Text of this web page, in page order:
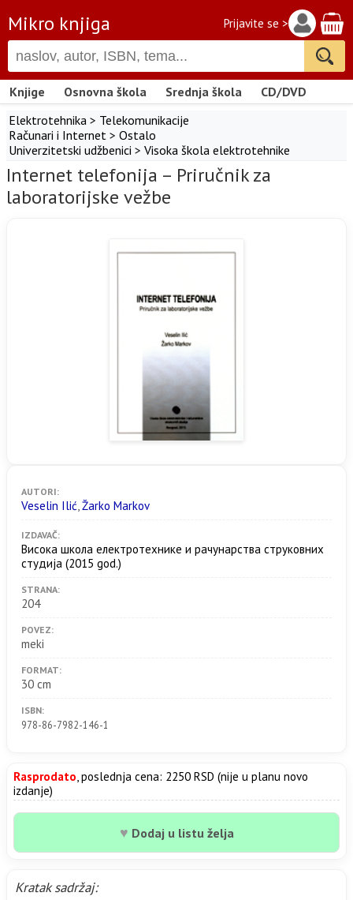
Mikro knjiga Prijavite se >
Knjige Osnovna škola Srednja škola
CD/DVD
Elektrotehnika > Telekomunikacije
Računari i Internet > Ostalo
Univerzitetski udžbenici > Visoka škola elektrotehnike
Internet telefonija – Priručnik za
laboratorijske vežbe
AUTORI:
Veselin Ilić,Žarko Markov
IZDAVAČ:
Висока школа електротехнике и рачунарства струковних
студија (2015 god.)
STRANA:
204
POVEZ:
meki
FORMAT:
30 cm
ISBN:
978-86-7982-146-1
Rasprodato, poslednja cena: 2250 RSD (nije u planu novo
izdanje)
♥ Dodaj u listu želja
Kratak sadržaj: